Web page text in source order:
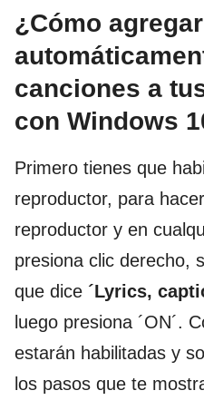
¿Cómo agregar
canciones a
con Windows
Primero tienes que
reproductor, para
reproductor y en
presiona clic derecho,
que dice ´Lyrics,
luego presiona ´ON´.
estarán habilitadas y
los pasos que te